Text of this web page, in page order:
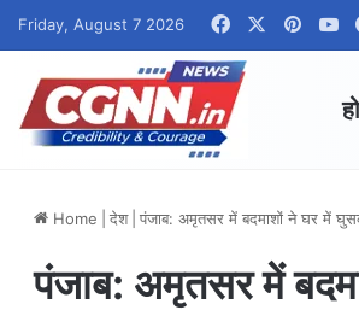
Friday, August 7 2026 Facebook
Home देश पंजाब: अमृतसर में बदमाशों ने घर में
पंजाब: अमृतसर में